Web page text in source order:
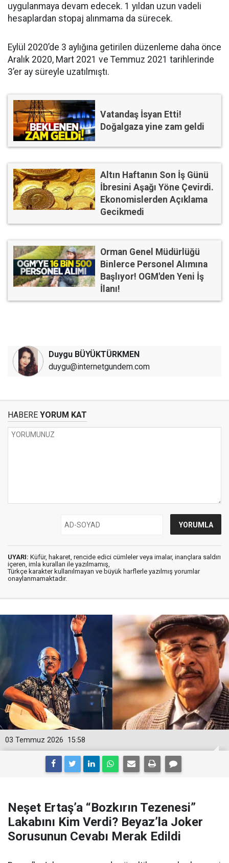
uygulanmaya devam edecek. 1 yıldan uzun vadeli
hesaplardan stopaj alınmama da sürecek.
Eylül 2020’de 3 aylığına getirilen düzenleme daha önce
Aralık 2020, Mart 2021 ve Temmuz 2021 tarihlerinde
3’er ay süreyle uzatılmıştı.
Vatandaş İsyan Etti!
Doğalgaza yine zam geldi
Altın Haftanın Son İş Günü
İbresini Aşağı Yöne Çevirdi.
Ekonomislerden Açıklama
Gecikmedi
Orman Genel Müdürlüğü
Binlerce Personel Alımına
Başlıyor! OGM'den Yeni İş
İlanı!
Duygu BÜYÜKTÜRKMEN
duygu@internetgundem.com
HABERE YORUM KAT
UYARI: Küfür, hakaret, rencide edici cümleler veya imalar, inançlara saldırı
içeren, imla kuralları ile yazılmamış,
Türkçe karakter kullanılmayan ve büyük harflerle yazılmış yorumlar
onaylanmamaktadır.
15:58
03 Temmuz 2026
Neşet Ertaş’a “Bozkırın Tezenesi”
Lakabını Kim Verdi? Beyaz’la Joker
Sorusunun Cevabı Merak Edildi